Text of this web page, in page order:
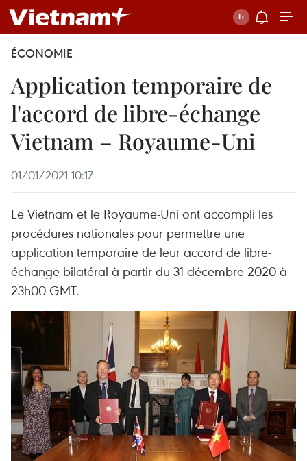
ÉCONOMIE
Application temporaire de
l'accord de libre-échange
Vietnam – Royaume-Uni
01/01/2021 10:17
Le Vietnam et le Royaume-Uni ont accompli les
procédures nationales pour permettre une
application temporaire de leur accord de libre-
échange bilatéral à partir du 31 décembre 2020 à
23h00 GMT.